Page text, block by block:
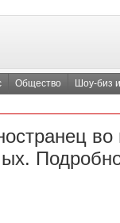
Общество Шоу-биз